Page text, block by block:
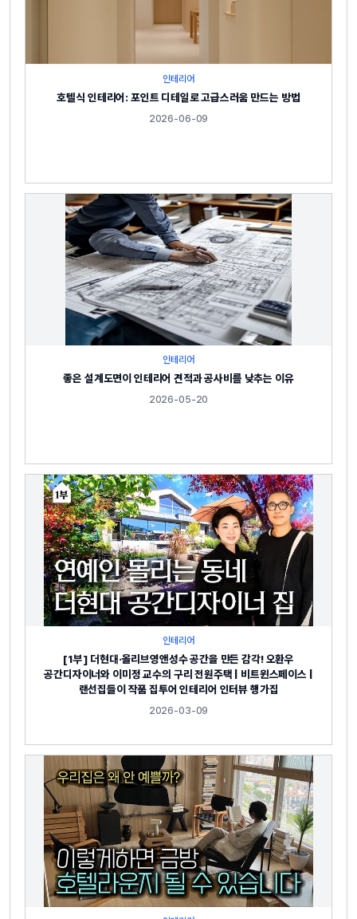
인테리어
호텔식 인테리어: 포인트 디테일로 고급스러움 만드는 방법
2026-06-09
인테리어
좋은 설계도면이 인테리어 견적과 공사비를 낮추는 이유
2026-05-20
인테리어
[1부] 더현대·올리브영앤성수 공간을 만든 감각! 오환우
공간디자이너와 이미정 교수의 구리 전원주택 | 비트윈스페이스 |
랜선집들이 작품 집투어 인테리어 인터뷰 행가집
2026-03-09